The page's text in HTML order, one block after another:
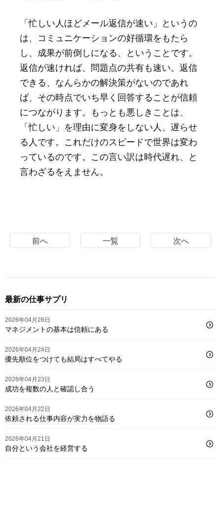
「忙しい人ほどメール返信が速い」というの
は、コミュニケーションの好循環をもたら
し、成果が前倒しになる、ということです。
返信が速ければ、問題点の共有も速い。返信
できる、なんらかの解決策がないのであれ
ば、その時点でいち早く回答することが信頼
につながります。もっとも悪しきことは、
「忙しい」を理由に変身をしない人、遅らせ
る人です。これだけのスピードで世界は変わ
っているのです。この言い訳は時代遅れ、と
言わざるをえません。
前へ 一覧 次へ
最新の仕事サプリ
2026年04月28日
マネジメントの基本は信頼にある
2026年04月24日
優先順位をつけても結局はすべてやる
2026年04月23日
成功を複数の人と確認し合う
2026年04月22日
依頼される仕事内容が実力を物語る
2026年04月21日
自分という会社を経営する